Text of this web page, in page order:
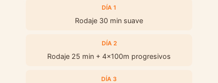
DÍA 1
Rodaje 30 min suave
DÍA 2
Rodaje 25 min + 4x100m progresivos
DÍA 3